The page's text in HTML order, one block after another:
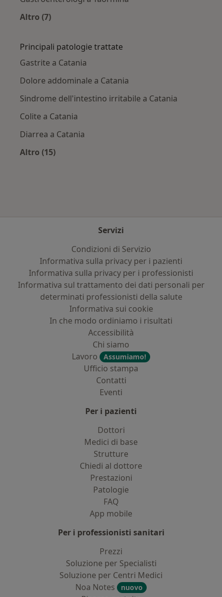
Altro (7)
Principali patologie trattate
Gastrite a Catania
Dolore addominale a Catania
Sindrome dell'intestino irritabile a Catania
Colite a Catania
Diarrea a Catania
Altro (15)
Servizi
Condizioni di Servizio
Informativa sulla privacy per i pazienti
Informativa sulla privacy per i professionisti
Informativa sul trattamento dei dati personali per
determinati professionisti della salute
Informativa sui cookie
In che modo ordiniamo i risultati
Accessibilità
Chi siamo
Lavoro
Assumiamo!
Ufficio stampa
Contatti
Eventi
Per i pazienti
Dottori
Medici di base
Strutture
Chiedi al dottore
Prestazioni
Patologie
FAQ
App mobile
Per i professionisti sanitari
Prezzi
Soluzione per Specialisti
Soluzione per Centri Medici
Noa Notes
nuovo